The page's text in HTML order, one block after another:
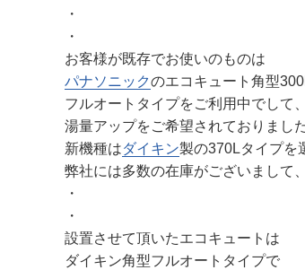
・
・
お客様が既存でお使いのものは
パナソニックのエコキュート角型
フルオートタイプをご利用中でして、
湯量アップをご希望されておりまし
新機種はダイキン製の370Lタイプを
弊社には多数の在庫がございまして
・
・
設置させて頂いたエコキュートは
ダイキン角型フルオートタイプで